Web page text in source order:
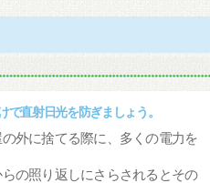
直射日光を防ぎましょう。
外に捨てる際に、多くの電力を
の照り返しにさらされるとその